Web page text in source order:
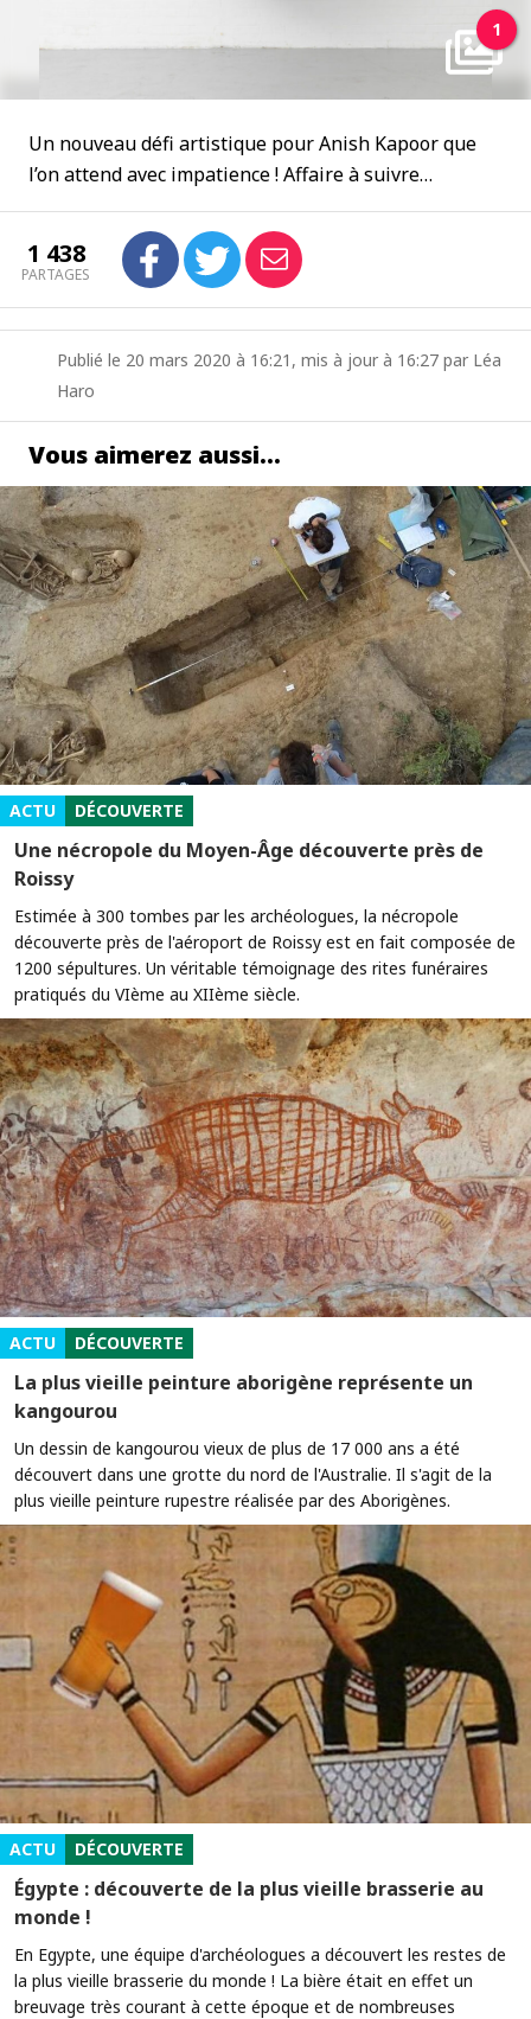
1
Un nouveau défi artistique pour Anish Kapoor que
l’on attend avec impatience ! Affaire à suivre…
1 438
PARTAGES
Publié le 20 mars 2020 à 16:21, mis à jour à 16:27 par Léa
Haro
Vous aimerez aussi…
ACTU DÉCOUVERTE
Une nécropole du Moyen-Âge découverte près de
Roissy
Estimée à 300 tombes par les archéologues, la nécropole
découverte près de l'aéroport de Roissy est en fait composée de
1200 sépultures. Un véritable témoignage des rites funéraires
pratiqués du VIème au XIIème siècle.
ACTU DÉCOUVERTE
La plus vieille peinture aborigène représente un
kangourou
Un dessin de kangourou vieux de plus de 17 000 ans a été
découvert dans une grotte du nord de l'Australie. Il s'agit de la
plus vieille peinture rupestre réalisée par des Aborigènes.
ACTU DÉCOUVERTE
Égypte : découverte de la plus vieille brasserie au
monde !
En Egypte, une équipe d'archéologues a découvert les restes de
la plus vieille brasserie du monde ! La bière était en effet un
breuvage très courant à cette époque et de nombreuses